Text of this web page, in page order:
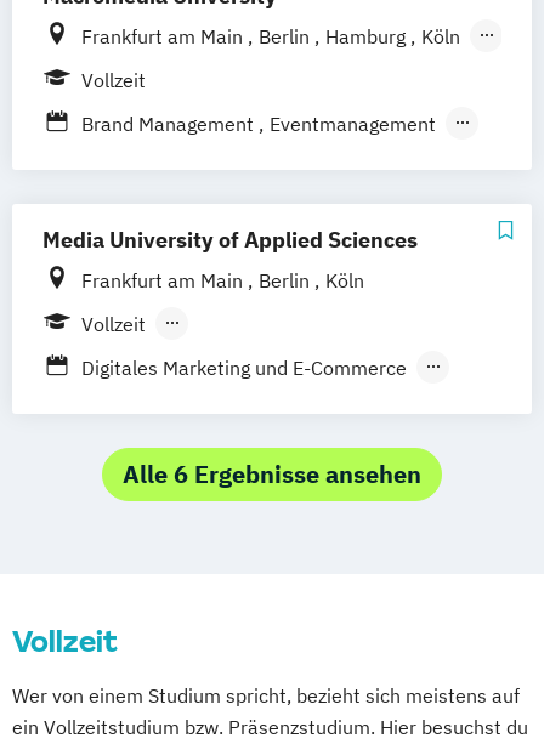
Frankfurt am Main Berlin Hamburg
Köln
Leipzig
Vollzeit
Brand Management
Eventmanagement
Medien- und Kommuni­kations­management
(DE/EN)
Medien- und Werbepsychologie
Social Media Sportmarketing
Media University of Applied Sciences
Frankfurt am Main Berlin
Köln
Vollzeit
Berufsbegleitendes Präsenzstudium
Digitales Marketing und E-Commerce
Journalismus und
Unternehmenskommunikation
(DE/EN)
Creation
Alle 6 Ergebnisse ansehen
Vollzeit
Wer von einem Studium spricht, bezieht sich meistens auf
ein Vollzeitstudium bzw. Präsenzstudium. Hier besuchst du